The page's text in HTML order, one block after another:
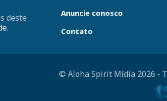
deste
.
Anuncie conosco
Contato
© Aloha Spirit Mídia 2026 -